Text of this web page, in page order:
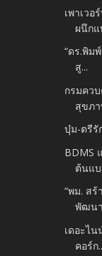
เพาเวอ
ผนึกแ
“ดร.พิม
สู...
กรมคว
สุขภา
บุ๋ม-ตรีรั
BDMS
ต้นแบ
“พม. สร้
พัฒน
เดอะไ
คอร์ก